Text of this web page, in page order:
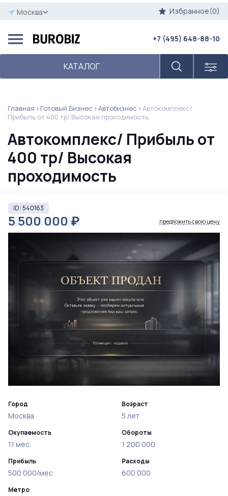
Москва Избранное(0)
КАТАЛОГ
+7 (495) 648-88-10
Главная Готовый Бизнес Автобизнес
Автокомплекс/
Прибыль от 400 тр/ Высокая проходимость
Автокомплекс/ Прибыль от
400 тр/ Высокая
проходимость
ID: 540163
5 500 000 ₽ предложить свою цену
Город
Москва
Окупаемость
11 мес.
Прибыль
500 000/мес
Возраст
5 лет
Обороты
1 200 000
Расходы
600 000
Метро